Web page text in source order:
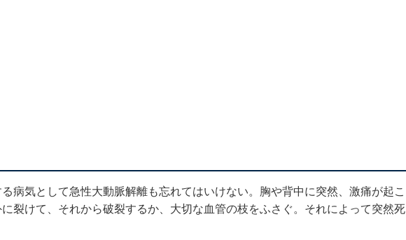
病気として急性大動脈解離も忘れてはいけない。胸や背中に突然、激痛が起こ
裂けて、それから破裂するか、大切な血管の枝をふさぐ。それによって突然死